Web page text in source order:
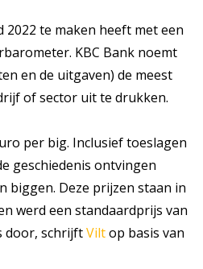
te maken heeft met een
KBC Bank noemt
en de uitgaven) de meest
of sector uit te drukken.
per big. Inclusief toeslagen
geschiedenis ontvingen
biggen. Deze prijzen staan in
werd een standaardprijs van
door, schrijftViltop basis van